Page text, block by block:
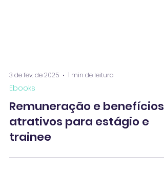
3 de fev. de 2025 1 min de leitura
Ebooks
Remuneração e benefícios
atrativos para estágio e